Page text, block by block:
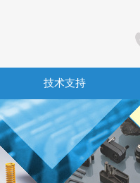
技术支持